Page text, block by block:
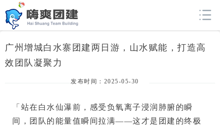
广州增城白水寨团建两日游，山水赋能，打造高
效团队凝聚力
发布时间：2025-05-30
「站在白水仙瀑前，感受负氧离子浸润肺腑的瞬
间，团队的能量值瞬间拉满——这才是团建的终极